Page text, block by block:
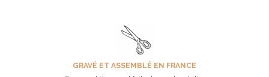
GRAVÉ ET ASSEMBLÉ EN FRANCE